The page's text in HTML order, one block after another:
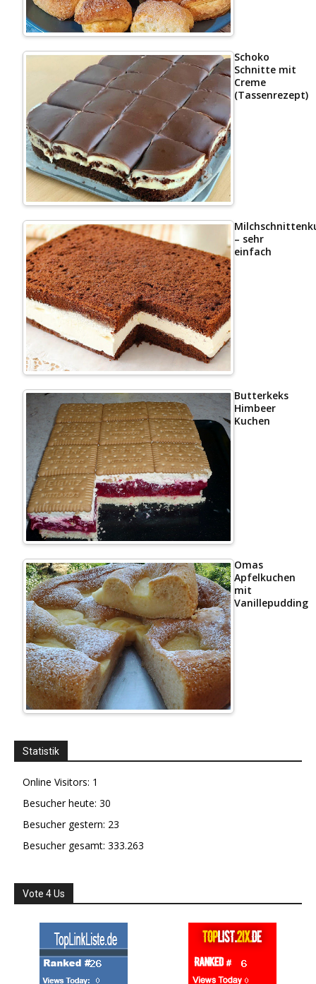
Schoko
Schnitte mit
Creme
(Tassenrezept)
– sehr
einfach
Butterkeks
Himbeer
Kuchen
Omas
Apfelkuchen
mit
Vanillepudding
Statistik
Online Visitors: 1
Besucher heute: 30
Besucher gestern: 23
Besucher gesamt: 333.263
Vote 4 Us